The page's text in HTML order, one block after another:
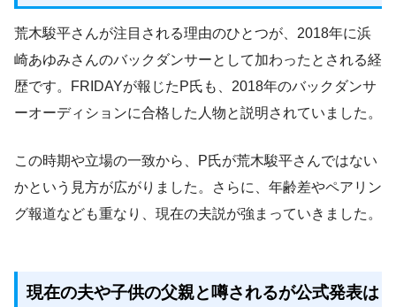
荒木駿平さんが注目される理由のひとつが、2018年に浜
崎あゆみさんのバックダンサーとして加わったとされる経
歴です。FRIDAYが報じたP氏も、2018年のバックダンサ
ーオーディションに合格した人物と説明されていました。
この時期や立場の一致から、P氏が荒木駿平さんではない
かという見方が広がりました。さらに、年齢差やペアリン
グ報道なども重なり、現在の夫説が強まっていきました。
現在の夫や子供の父親と噂されるが公式発表は